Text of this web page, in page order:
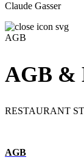
Claude Gasser
AGB
AGB &
RESTAURANT
AGB